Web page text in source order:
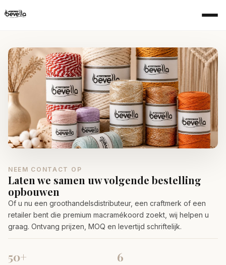
NEEM CONTACT OP
Laten we samen uw volgende bestelling
opbouwen
Of u nu een groothandelsdistributeur, een craftmerk of een
retailer bent die premium macramékoord zoekt, wij helpen u
graag. Ontvang prijzen, MOQ en levertijd schriftelijk.
50+ 6